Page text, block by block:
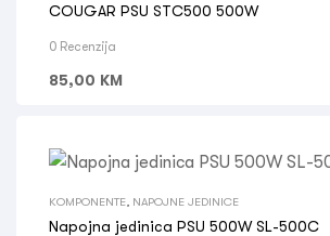
COUGAR PSU STC500 500W
0 Recenzija
85,00 KM
KOMPONENTE NAPOJNE JEDINICE
Napojna jedinica PSU 500W SL-500C